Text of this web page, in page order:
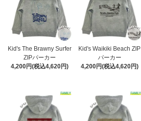
Kid's The Brawny Surfer
ZIPパーカー
4,200円(税込4,620円)
Kid's Waikiki Beach ZIP
パーカー
4,200円(税込4,620円)